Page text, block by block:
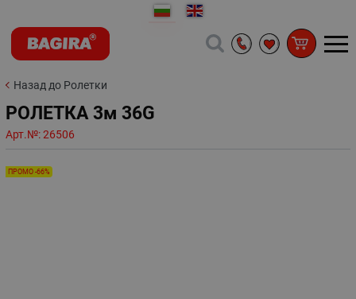
Назад до Ролетки
РОЛЕТКА 3м 36G
Арт.№:26506
ПРОМО -66%